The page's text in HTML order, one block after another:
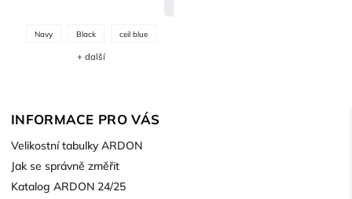
Navy Black ceil blue
+ další
INFORMACE PRO VÁS
Velikostní tabulky ARDON
Jak se správně změřit
Katalog ARDON 24/25